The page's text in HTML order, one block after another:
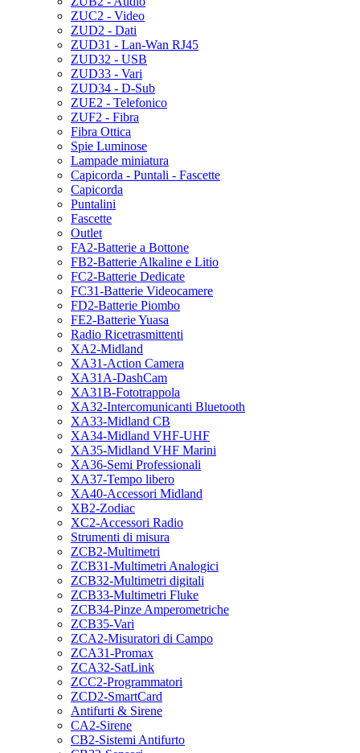
ZUC2 - Video
ZUD2 - Dati
ZUD31 - Lan-Wan RJ45
ZUD32 - USB
ZUD33 - Vari
ZUD34 - D-Sub
ZUE2 - Telefonico
ZUF2 - Fibra
Fibra Ottica
Spie Luminose
Lampade miniatura
Capicorda - Puntali - Fascette
Capicorda
Puntalini
Fascette
Outlet
FA2-Batterie a Bottone
FB2-Batterie Alkaline e Litio
FC2-Batterie Dedicate
FC31-Batterie Videocamere
FD2-Batterie Piombo
FE2-Batterie Yuasa
Radio Ricetrasmittenti
XA2-Midland
XA31-Action Camera
XA31A-DashCam
XA31B-Fototrappola
XA32-Intercomunicanti Bluetooth
XA33-Midland CB
XA34-Midland VHF-UHF
XA35-Midland VHF Marini
XA36-Semi Professionali
XA37-Tempo libero
XA40-Accessori Midland
XB2-Zodiac
XC2-Accessori Radio
Strumenti di misura
ZCB2-Multimetri
ZCB31-Multimetri Analogici
ZCB32-Multimetri digitali
ZCB33-Multimetri Fluke
ZCB34-Pinze Amperometriche
ZCB35-Vari
ZCA2-Misuratori di Campo
ZCA31-Promax
ZCA32-SatLink
ZCC2-Programmatori
ZCD2-SmartCard
Antifurti & Sirene
CA2-Sirene
CB2-Sistemi Antifurto